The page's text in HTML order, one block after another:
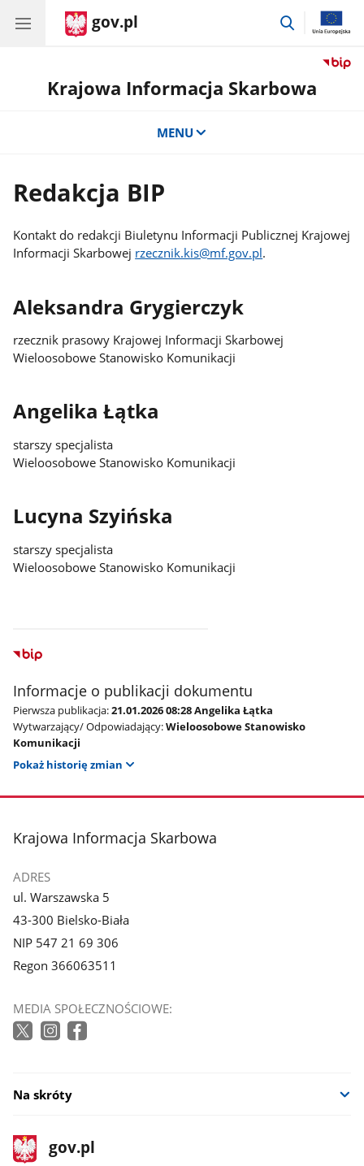
gov.pl
przejdź
Krajowa Informacja Skarbowa
MENU
Redakcja BIP
Kontakt do redakcji Biuletynu Informacji Publicznej Krajowej
Informacji Skarbowej rzecznik.kis@mf.gov.pl.
Aleksandra Grygierczyk
rzecznik prasowy Krajowej Informacji Skarbowej
Wieloosobowe Stanowisko Komunikacji
Angelika Łątka
starszy specjalista
Wieloosobowe Stanowisko Komunikacji
Lucyna Szyińska
starszy specjalista
Wieloosobowe Stanowisko Komunikacji
Informacje o publikacji dokumentu
Pierwsza publikacja:21.01.2026 08:28 Angelika Łątka
Wytwarzający/ Odpowiadający:Wieloosobowe Stanowisko
Komunikacji
Pokaż historię zmian
stopka
Krajowa Informacja Skarbowa
ADRES
ul. Warszawska 5
43-300 Bielsko-Biała
NIP 547 21 69 306
Regon 366063511
MEDIA SPOŁECZNOŚCIOWE:
Na skróty
stopka
gov.pl
Strona
gov.pl